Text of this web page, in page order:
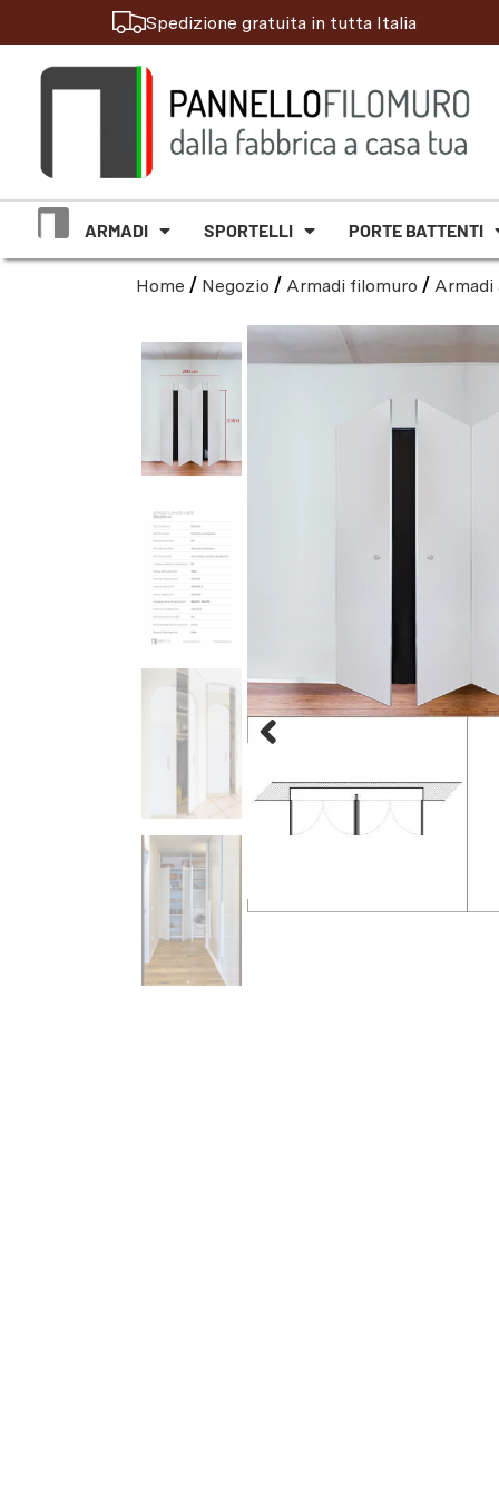
Spedizione gratuita in tutta Italia
ARMADI SPORTELLI PORTE BATTENTI
Home / Negozio / Armadi filomuro / Armadi